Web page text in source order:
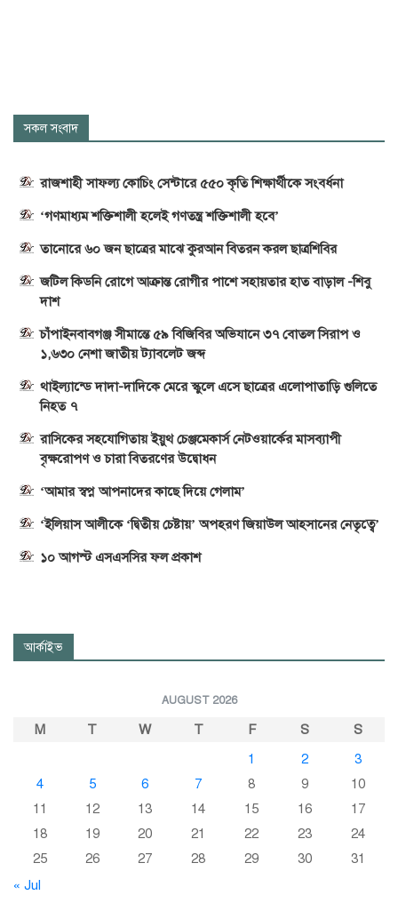
সকল সংবাদ
রাজশাহী সাফল্য কোচিং সেন্টারে ৫৫০ কৃতি শিক্ষার্থীকে সংবর্ধনা
‘গণমাধ্যম শক্তিশালী হলেই গণতন্ত্র শক্তিশালী হবে’
তানোরে ৬০ জন ছাত্রের মাঝে কুরআন বিতরন করল ছাত্রশিবির
জটিল কিডনি রোগে আক্রান্ত রোগীর পাশে সহায়তার হাত বাড়াল -শিবু
দাশ
চাঁপাইনবাবগঞ্জ সীমান্তে ৫৯ বিজিবির অভিযানে ৩৭ বোতল সিরাপ ও
১,৬৩০ নেশা জাতীয় ট্যাবলেট জব্দ
থাইল্যান্ডে দাদা-দাদিকে মেরে স্কুলে এসে ছাত্রের এলোপাতাড়ি গুলিতে
নিহত ৭
রাসিকের সহযোগিতায় ইয়ুথ চেঞ্জমেকার্স নেটওয়ার্কের মাসব্যাপী
বৃক্ষরোপণ ও চারা বিতরণের উদ্বোধন
‘আমার স্বপ্ন আপনাদের কাছে দিয়ে গেলাম’
‘ইলিয়াস আলীকে ‘দ্বিতীয় চেষ্টায়’ অপহরণ জিয়াউল আহসানের নেতৃত্বে’
১০ আগস্ট এসএসসির ফল প্রকাশ
আর্কাইভ
AUGUST 2026
M T W T F S
S
1
2
3
4
5 6 7 8 9
10
11
12 13 14 15 16
17
18
19 20 21 22 23
24
25
26 27 28 29 30
31
« Jul